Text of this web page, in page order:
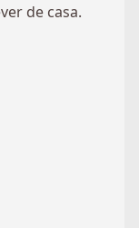
de casa.